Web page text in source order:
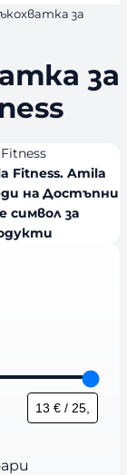
за
за
Fitness. Amila
на Достъпни
символ за